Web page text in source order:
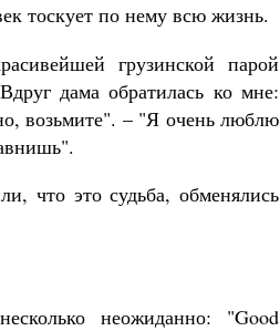
тоскует по нему всю жизнь.
грузинской парой
дама обратилась ко мне:
возьмите". – "Я очень люблю
что это судьба, обменялись
неожиданно: "Good